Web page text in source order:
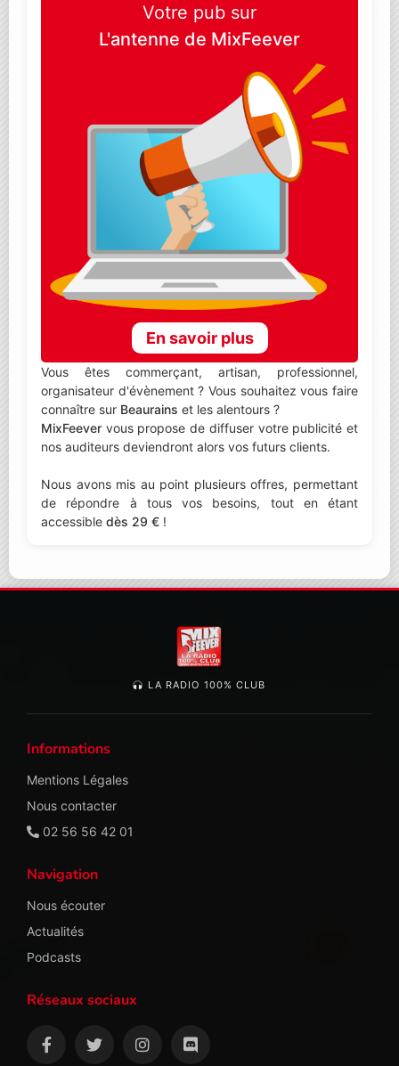
Votre pub sur
L'antenne de MixFeever
En savoir plus
Vous êtes commerçant, artisan, professionnel,
organisateur d'évènement ? Vous souhaitez vous faire
connaître sur Beaurains et les alentours ?
MixFeever vous propose de diffuser votre publicité et
nos auditeurs deviendront alors vos futurs clients.
Nous avons mis au point plusieurs offres, permettant
de répondre à tous vos besoins, tout en étant
accessible dès 29 € !
LA RADIO 100% CLUB
Informations
Mentions Légales
Nous contacter
02 56 56 42 01
Navigation
Nous écouter
Actualités
Podcasts
Réseaux sociaux